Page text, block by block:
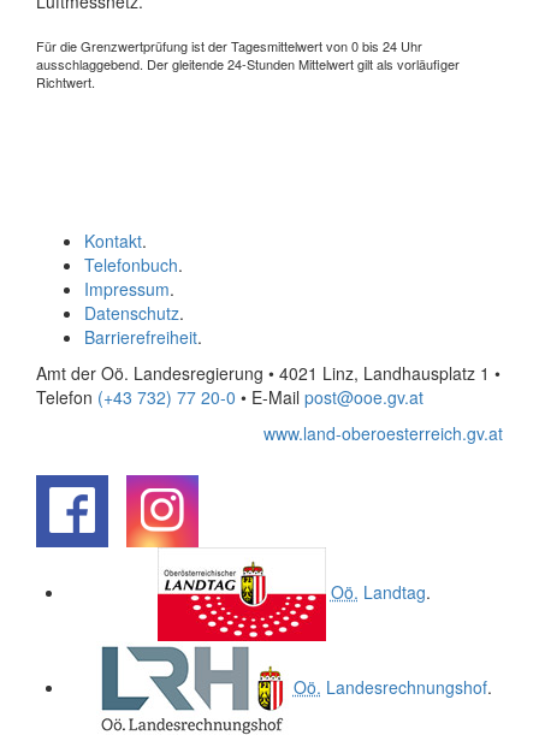
Für die Grenzwertprüfung ist der Tagesmittelwert von 0 bis 24 Uhr
ausschlaggebend. Der gleitende 24-Stunden Mittelwert gilt als vorläufiger
Richtwert.
Kontakt.
Telefonbuch.
Impressum.
Datenschutz.
Barrierefreiheit.
Amt der Oö. Landesregierung • 4021 Linz, Landhausplatz 1 •
Telefon (+43 732) 77 20-0 • E-Mail post@ooe.gv.at
www.land-oberoesterreich.gv.at
Oö. Landtag.
Oö. Landesrechnungshof.